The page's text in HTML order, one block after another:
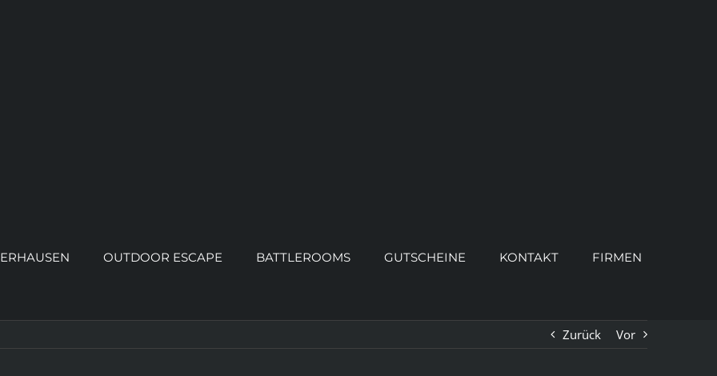
OUTDOOR ESCAPE BATTLEROOMS GUTSCHEINE KONTAKT FIRMEN
Zurück Vor